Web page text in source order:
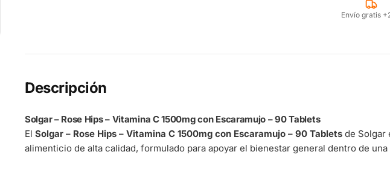
Envío gratis
Descripción
Solgar – Rose Hips – Vitamina C 1500mg con Escaramujo – 90 Tablets
El Solgar – Rose Hips – Vitamina C 1500mg con Escaramujo – 90 Tablets de Solgar
alimenticio de alta calidad, formulado para apoyar el bienestar general dentro de